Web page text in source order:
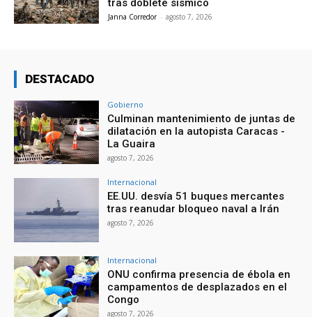
tras doblete sísmico
Janna Corredor - agosto 7, 2026
DESTACADO
Gobierno
Culminan mantenimiento de juntas de
dilatación en la autopista Caracas -
La Guaira
agosto 7, 2026
Internacional
EE.UU. desvía 51 buques mercantes
tras reanudar bloqueo naval a Irán
agosto 7, 2026
Internacional
ONU confirma presencia de ébola en
campamentos de desplazados en el
Congo
agosto 7, 2026